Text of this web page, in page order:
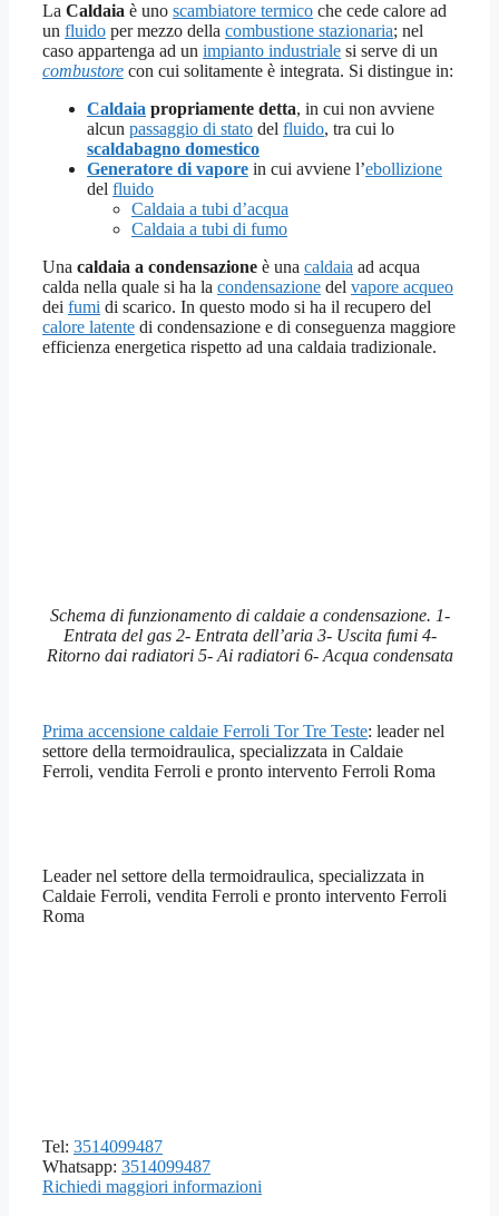
La Caldaia è uno scambiatore termico che cede calore ad
un fluido per mezzo della combustione stazionaria; nel
caso appartenga ad un impianto industriale si serve di un
combustore con cui solitamente è integrata. Si distingue in:
Caldaia propriamente detta, in cui non avviene
alcun passaggio di stato del fluido, tra cui lo
scaldabagno domestico
Generatore di vapore in cui avviene l’ebollizione
del fluido
Caldaia a tubi d’acqua
Caldaia a tubi di fumo
Una caldaia a condensazione è una caldaia ad acqua
calda nella quale si ha la condensazione del vapore acqueo
dei fumi di scarico. In questo modo si ha il recupero del
calore latente di condensazione e di conseguenza maggiore
efficienza energetica rispetto ad una caldaia tradizionale.
Schema di funzionamento di caldaie a condensazione. 1-
Entrata del gas 2- Entrata dell’aria 3- Uscita fumi 4-
Ritorno dai radiatori 5- Ai radiatori 6- Acqua condensata
Prima accensione caldaie Ferroli Tor Tre Teste: leader nel
settore della termoidraulica, specializzata in Caldaie
Ferroli, vendita Ferroli e pronto intervento Ferroli Roma
Leader nel settore della termoidraulica, specializzata in
Caldaie Ferroli, vendita Ferroli e pronto intervento Ferroli
Roma
Tel: 3514099487
Whatsapp: 3514099487
Richiedi maggiori informazioni